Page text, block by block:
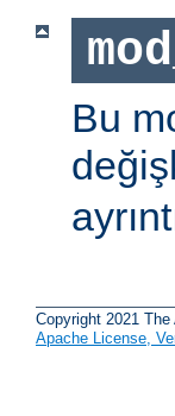
Bu
Copyright 2021
Apache License,